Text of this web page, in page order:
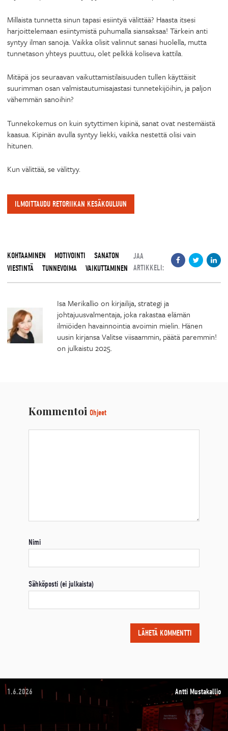
Millaista tunnetta sinun tapasi esiintyä välittää? Haasta itsesi
harjoittelemaan esiintymistä puhumalla siansaksaa! Tärkein anti
syntyy ilman sanoja. Vaikka olisit valinnut sanasi huolella, mutta
tunnetason yhteys puuttuu, olet pelkkä koliseva kattila.
Mitäpä jos seuraavan vaikuttamistilaisuuden tullen käyttäisit
suurimman osan valmistautumisajastasi tunnetekijöihin, ja paljon
vähemmän sanoihin?
Tunnekokemus on kuin sytyttimen kipinä, sanat ovat nestemäistä
kaasua. Kipinän avulla syntyy liekki, vaikka nestettä olisi vain
hitunen.
Kun välittää, se välittyy.
ILMOITTAUDU RETORIIKAN KESÄKOULUUN
KOHTAAMINEN MOTIVOINTI
SANATON
VIESTINTÄ
TUNNEVOIMA VAIKUTTAMINEN
JAA
ARTIKKELI:
Isa Merikallio on kirjailija, strategi ja
johtajuusvalmentaja, joka rakastaa elämän
ilmiöiden havainnointia avoimin mielin. Hänen
uusin kirjansa Valitse viisaammin, päätä paremmin!
on julkaistu 2025.
Kommentoi Ohjeet
Nimi
Sähköposti (ei julkaista)
1.6.2026 Antti Mustakallio